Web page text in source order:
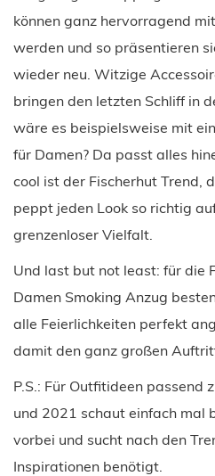
können ganz hervorragend
werden und so präsentieren
wieder neu. Witzige
bringen den letzten Schliff in
wäre es beispielsweise mit
für Damen? Da passt alles
cool ist der Fischerhut Trend,
peppt jeden Look so richtig
grenzenloser Vielfalt.
Und last but not least: für die
Damen Smoking Anzug
alle Feierlichkeiten perfekt
damit den ganz großen
P.S.: Für Outfitideen
und 2021 schaut einfach mal
vorbei und sucht nach den
Inspirationen benötigt.